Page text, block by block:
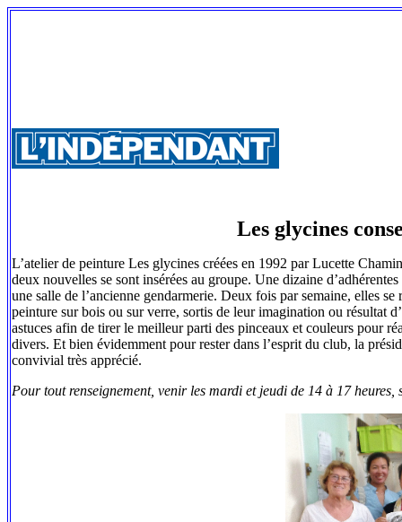
Les glycines
L’atelier de peinture Les glycines créées en 1992 par Lucette
deux nouvelles se sont insérées au groupe. Une dizaine
une salle de l’ancienne gendarmerie. Deux fois par semaine, elles
peinture sur bois ou sur verre, sortis de leur imagination ou résultat
astuces afin de tirer le meilleur parti des pinceaux et couleurs pour
divers. Et bien évidemment pour rester dans l’esprit du club, la
convivial très apprécié.
Pour tout renseignement, venir les mardi et jeudi de 14 à 17